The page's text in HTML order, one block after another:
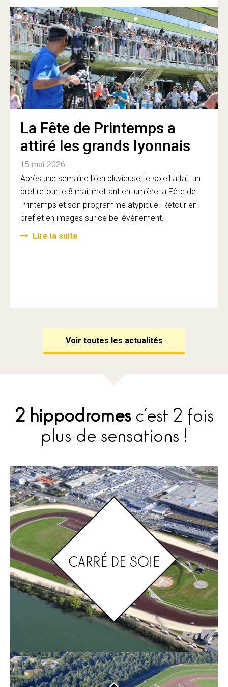
La Fête de Printemps a
attiré les grands lyonnais
15 mai 2026
Après une semaine bien pluvieuse, le soleil a fait un
bref retour le 8 mai, mettant en lumière la Fête de
Printemps et son programme atypique. Retour en
bref et en images sur ce bel événement.
Lire la suite
Voir toutes les actualités
2 hippodromesc’est 2 fois
plus de sensations !